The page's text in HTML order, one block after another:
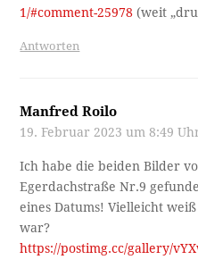
1/#comment-25978 (weit
Antworten
Manfred Roilo
19. Februar 2023 um 8:49
Ich habe die beiden Bilder
Egerdachstraße Nr.9
eines Datums! Vielleicht
war?
https://postimg.cc/gallery/